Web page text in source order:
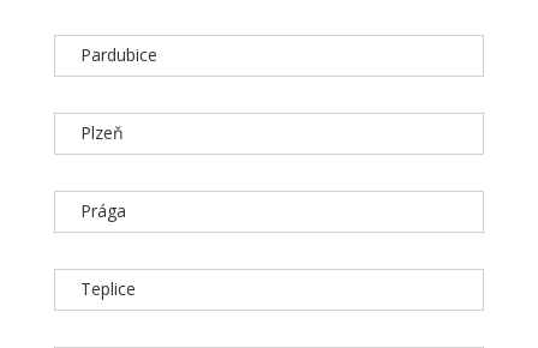
Pardubice
Plzeň
Prága
Teplice